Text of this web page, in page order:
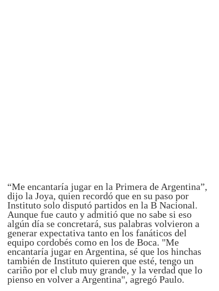
“Me encantaría jugar en la Primera de Argentina”,
dijo la Joya, quien recordó que en su paso por
Instituto solo disputó partidos en la B Nacional.
Aunque fue cauto y admitió que no sabe si eso
algún día se concretará, sus palabras volvieron a
generar expectativa tanto en los fanáticos del
equipo cordobés como en los de Boca. "Me
encantaría jugar en Argentina, sé que los hinchas
también de Instituto quieren que esté, tengo un
cariño por el club muy grande, y la verdad que lo
pienso en volver a Argentina", agregó Paulo.